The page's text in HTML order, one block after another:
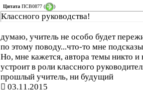
Цитата ПСВ0877 ( )
Классного руководства!
думаю, учитель не особо будет
по этому поводу...что-то мне
Но, мне кажется, автора темы никто и
устроит в роли классного
прошлый учитель, ни будущий
03.11.2015